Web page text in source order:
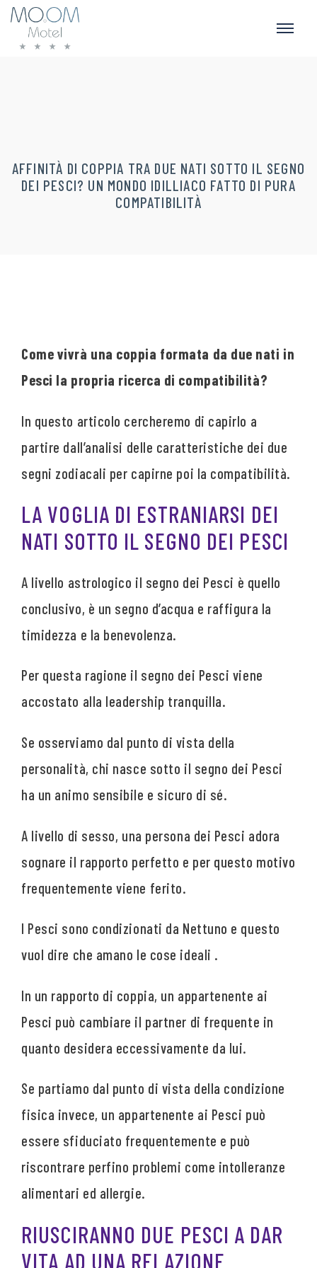
AFFINITÀ DI COPPIA TRA DUE NATI SOTTO IL SEGNO
DEI PESCI? UN MONDO IDILLIACO FATTO DI PURA
COMPATIBILITÀ
Come vivrà una coppia formata da due nati in
Pesci la propria ricerca di compatibilità?
In questo articolo cercheremo di capirlo a
partire dall’analisi delle caratteristiche dei due
segni zodiacali per capirne poi la compatibilità.
LA VOGLIA DI ESTRANIARSI DEI
NATI SOTTO IL SEGNO DEI PESCI
A livello astrologico il segno dei Pesci è quello
conclusivo, è un segno d’acqua e raffigura la
timidezza e la benevolenza.
Per questa ragione il segno dei Pesci viene
accostato alla leadership tranquilla.
Se osserviamo dal punto di vista della
personalità, chi nasce sotto il segno dei Pesci
ha un animo sensibile e sicuro di sé.
A livello di sesso, una persona dei Pesci adora
sognare il rapporto perfetto e per questo motivo
frequentemente viene ferito.
I Pesci sono condizionati da Nettuno e questo
vuol dire che amano le cose ideali .
In un rapporto di coppia, un appartenente ai
Pesci può cambiare il partner di frequente in
quanto desidera eccessivamente da lui.
Se partiamo dal punto di vista della condizione
fisica invece, un appartenente ai Pesci può
essere sfiduciato frequentemente e può
riscontrare perfino problemi come intolleranze
alimentari ed allergie.
RIUSCIRANNO DUE PESCI A DAR
VITA AD UNA RELAZIONE